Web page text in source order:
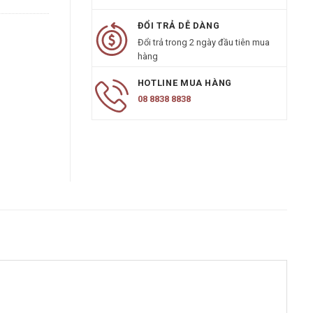
ĐỔI TRẢ DỄ DÀNG
Đổi trả trong 2 ngày đầu tiên mua
hàng
HOTLINE MUA HÀNG
08 8838 8838